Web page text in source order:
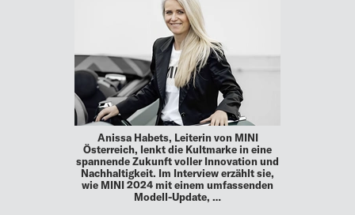
Anissa Habets, Leiterin von MINI
Österreich, lenkt die Kultmarke in eine
spannende Zukunft voller Innovation und
Nachhaltigkeit. Im Interview erzählt sie,
wie MINI 2024 mit einem umfassenden
Modell-Update, …